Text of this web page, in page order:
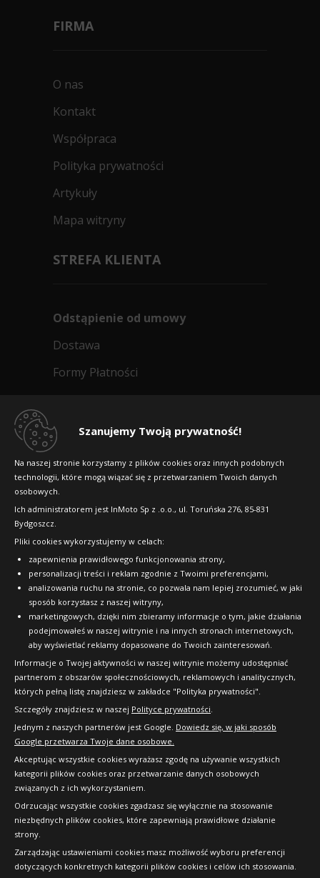
Szanujemy Twoją prywatność!
Na naszej stronie korzystamy z plików cookies oraz innych podobnych
technologii, które mogą wiązać się z przetwarzaniem Twoich danych
osobowych.
Ich administratorem jest InMoto Sp z .o.o., ul. Toruńska 276, 85-831
Bydgoszcz.
Pliki cookies wykorzystujemy w celach:
zapewnienia prawidłowego funkcjonowania strony,
personalizacji treści i reklam zgodnie z Twoimi preferencjami,
analizowania ruchu na stronie, co pozwala nam lepiej zrozumieć, w jaki
sposób korzystasz z naszej witryny,
marketingowych, dzięki nim zbieramy informacje o tym, jakie działania
podejmowałeś w naszej witrynie i na innych stronach internetowych,
aby wyświetlać reklamy dopasowane do Twoich zainteresowań.
Informacje o Twojej aktywności w naszej witrynie możemy udostępniać
partnerom z obszarów społecznościowych, reklamowych i analitycznych,
których pełną listę znajdziesz w zakładce "Polityka prywatności".
Szczegóły znajdziesz w naszej Polityce prywatności.
Jednym z naszych partnerów jest Google. Dowiedz się, w jaki sposób
Google przetwarza Twoje dane osobowe.
Akceptując wszystkie cookies wyrażasz zgodę na używanie wszystkich
kategorii plików cookies oraz przetwarzanie danych osobowych
związanych z ich wykorzystaniem.
Odrzucając wszystkie cookies zgadzasz się wyłącznie na stosowanie
niezbędnych plików cookies, które zapewniają prawidłowe działanie
strony.
Zarządzając ustawieniami cookies masz możliwość wyboru preferencji
dotyczących konkretnych kategorii plików cookies i celów ich stosowania.
FIRMA
O nas
Kontakt
Współpraca
Polityka prywatności
Artykuły
Mapa witryny
STREFA KLIENTA
Odstąpienie od umowy
Dostawa
Formy Płatności
Dlaczego warto kupić w 24opony.pl
Raty
FAQ
OFICJALNY PARTNER
Copyright © 2010-2026 24opony.pl. Wszelkie